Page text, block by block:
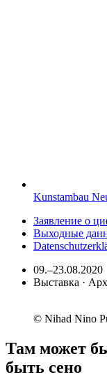
Kunstambau
Заявление о
Выходные
09.–23.08.2020
Выставка ·
© Nihad Nino
Там может
быть сено